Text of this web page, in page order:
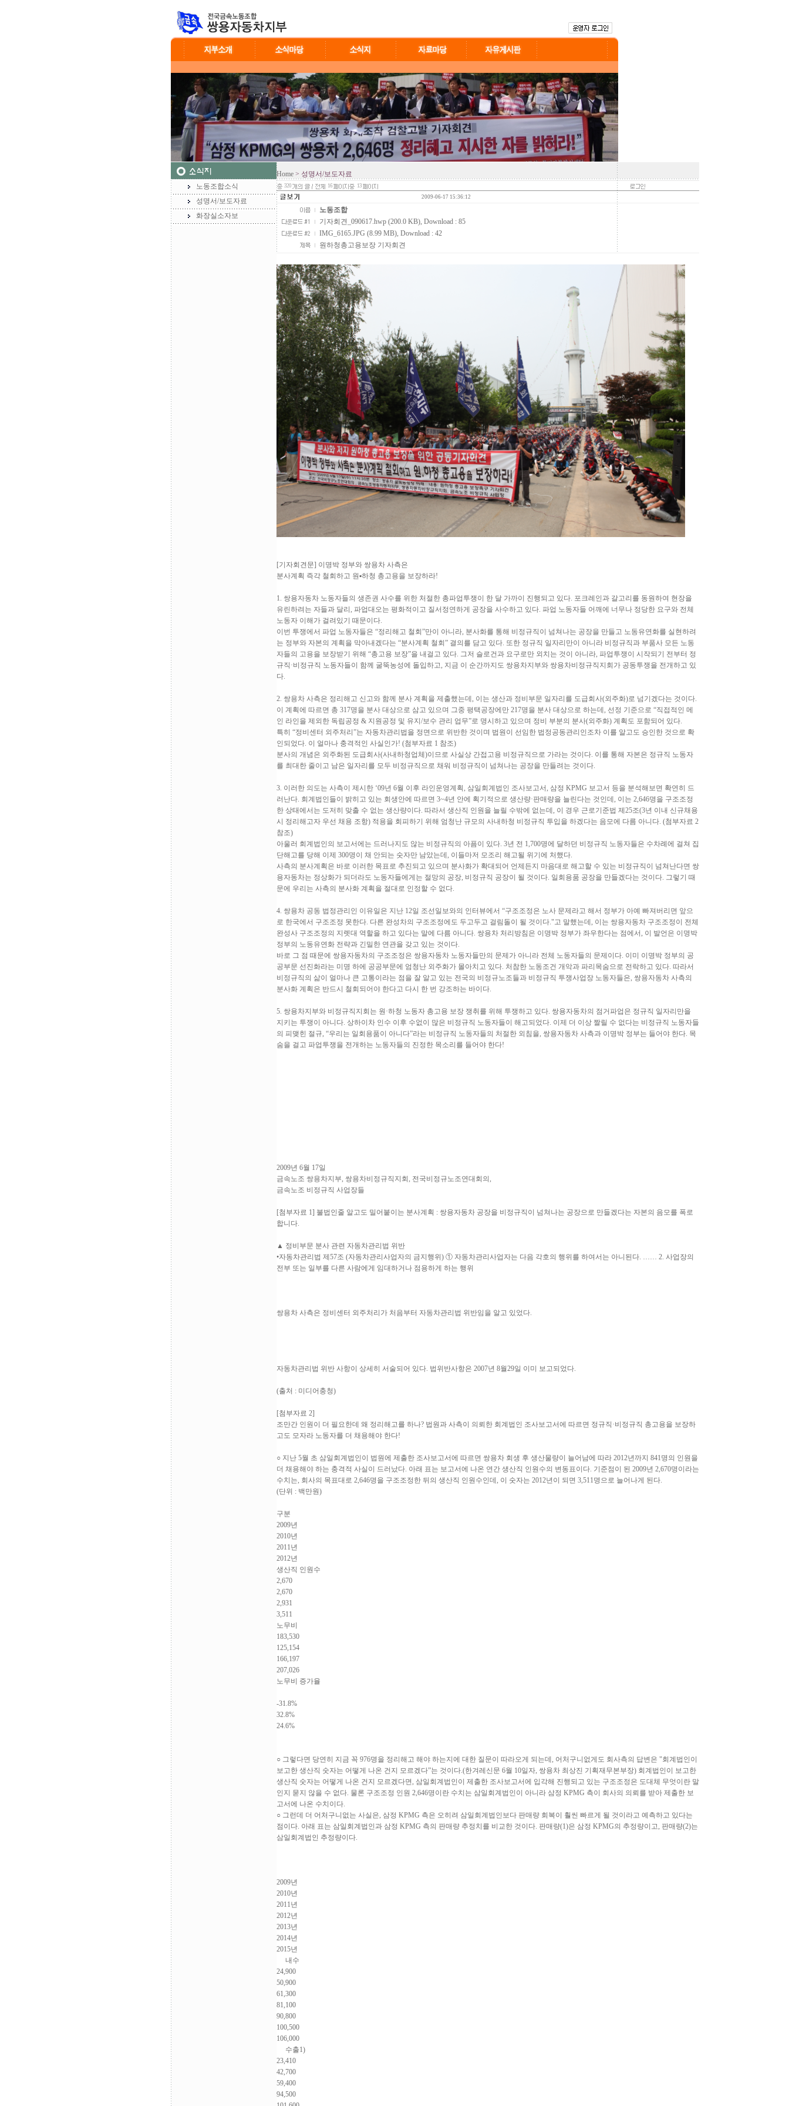
노동조합소식
성명서/보도자료
화장실소자보
Home > 성명서/보도자료
320 16
13
2009-06-17 15:36:12
노동조합
기자회견_090617.hwp (200.0 KB) , Download : 85
IMG_6165.JPG (8.99 MB) , Download : 42
원하청총고용보장 기자회견
[기자회견문] 이명박 정부와 쌍용차 사측은
분사계획 즉각 철회하고 원▪하청 총고용을 보장하라!
1. 쌍용자동차 노동자들의 생존권 사수를 위한 처절한 총파업투쟁이 한 달 가까이 진행되고 있다. 포크레인과 갈고리를 동원하여 현장을
유린하려는 자들과 달리, 파업대오는 평화적이고 질서정연하게 공장을 사수하고 있다. 파업 노동자들 어깨에 너무나 정당한 요구와 전체
노동자 이해가 걸려있기 때문이다.
이번 투쟁에서 파업 노동자들은 “정리해고 철회”만이 아니라, 분사화를 통해 비정규직이 넘쳐나는 공장을 만들고 노동유연화를 실현하려
는 정부와 자본의 계획을 막아내겠다는 “분사계획 철회” 결의를 담고 있다. 또한 정규직 일자리만이 아니라 비정규직과 부품사 모든 노동
자들의 고용을 보장받기 위해 “총고용 보장”을 내걸고 있다. 그저 슬로건과 요구로만 외치는 것이 아니라, 파업투쟁이 시작되기 전부터 정
규직·비정규직 노동자들이 함께 굴뚝농성에 돌입하고, 지금 이 순간까지도 쌍용차지부와 쌍용차비정규직지회가 공동투쟁을 전개하고 있
다.
2. 쌍용차 사측은 정리해고 신고와 함께 분사 계획을 제출했는데, 이는 생산과 정비부문 일자리를 도급회사(외주화)로 넘기겠다는 것이다.
이 계획에 따르면 총 317명을 분사 대상으로 삼고 있으며 그중 평택공장에만 217명을 분사 대상으로 하는데, 선정 기준으로 “직접적인 메
인 라인을 제외한 독립공정 & 지원공정 및 유지/보수 관리 업무”로 명시하고 있으며 정비 부분의 분사(외주화) 계획도 포함되어 있다.
특히 “정비센터 외주처리”는 자동차관리법을 정면으로 위반한 것이며 법원이 선임한 법정공동관리인조차 이를 알고도 승인한 것으로 확
인되었다. 이 얼마나 충격적인 사실인가! (첨부자료 1 참조)
분사의 개념은 외주화된 도급회사(사내하청업체)이므로 사실상 간접고용 비정규직으로 가라는 것이다. 이를 통해 자본은 정규직 노동자
를 최대한 줄이고 남은 일자리를 모두 비정규직으로 채워 비정규직이 넘쳐나는 공장을 만들려는 것이다.
3. 이러한 의도는 사측이 제시한 ‘09년 6월 이후 라인운영계획, 삼일회계법인 조사보고서, 삼정 KPMG 보고서 등을 분석해보면 확연히 드
러난다. 회계법인들이 밝히고 있는 회생안에 따르면 3~4년 안에 획기적으로 생산량·판매량을 늘린다는 것인데, 이는 2,646명을 구조조정
한 상태에서는 도저히 맞출 수 없는 생산량이다. 따라서 생산직 인원을 늘릴 수밖에 없는데, 이 경우 근로기준법 제25조(3년 이내 신규채용
시 정리해고자 우선 채용 조항) 적용을 회피하기 위해 엄청난 규모의 사내하청 비정규직 투입을 하겠다는 음모에 다름 아니다. (첨부자료 2
참조)
아울러 회계법인의 보고서에는 드러나지도 않는 비정규직의 아픔이 있다. 3년 전 1,700명에 달하던 비정규직 노동자들은 수차례에 걸쳐 집
단해고를 당해 이제 300명이 채 안되는 숫자만 남았는데, 이들마저 모조리 해고될 위기에 처했다.
사측의 분사계획은 바로 이러한 목표로 추진되고 있으며 분사화가 확대되어 언제든지 마음대로 해고할 수 있는 비정규직이 넘쳐난다면 쌍
용자동차는 정상화가 되더라도 노동자들에게는 절망의 공장, 비정규직 공장이 될 것이다. 일회용품 공장을 만들겠다는 것이다. 그렇기 때
문에 우리는 사측의 분사화 계획을 절대로 인정할 수 없다.
4. 쌍용차 공동 법정관리인 이유일은 지난 12일 조선일보와의 인터뷰에서 “구조조정은 노사 문제라고 해서 정부가 아예 빠져버리면 앞으
로 한국에서 구조조정 못한다. 다른 완성차의 구조조정에도 두고두고 걸림돌이 될 것이다."고 말했는데, 이는 쌍용자동차 구조조정이 전체
완성사 구조조정의 지렛대 역할을 하고 있다는 말에 다름 아니다. 쌍용차 처리방침은 이명박 정부가 좌우한다는 점에서, 이 발언은 이명박
정부의 노동유연화 전략과 긴밀한 연관을 갖고 있는 것이다.
바로 그 점 때문에 쌍용자동차의 구조조정은 쌍용자동차 노동자들만의 문제가 아니라 전체 노동자들의 문제이다. 이미 이명박 정부의 공
공부문 선진화라는 미명 하에 공공부문에 엄청난 외주화가 몰아치고 있다. 처참한 노동조건 개악과 파리목숨으로 전락하고 있다. 따라서
비정규직의 삶이 얼마나 큰 고통이라는 점을 잘 알고 있는 전국의 비정규노조들과 비정규직 투쟁사업장 노동자들은, 쌍용자동차 사측의
분사화 계획은 반드시 철회되어야 한다고 다시 한 번 강조하는 바이다.
5. 쌍용차지부와 비정규직지회는 원·하청 노동자 총고용 보장 쟁취를 위해 투쟁하고 있다. 쌍용자동차의 점거파업은 정규직 일자리만을
지키는 투쟁이 아니다. 상하이차 인수 이후 수없이 많은 비정규직 노동자들이 해고되었다. 이제 더 이상 짤릴 수 없다는 비정규직 노동자들
의 피맺힌 절규, “우리는 일회용품이 아니다”라는 비정규직 노동자들의 처절한 외침을, 쌍용자동차 사측과 이명박 정부는 들어야 한다. 목
숨을 걸고 파업투쟁을 전개하는 노동자들의 진정한 목소리를 들어야 한다!
2009년 6월 17일
금속노조 쌍용차지부, 쌍용차비정규직지회, 전국비정규노조연대회의,
금속노조 비정규직 사업장들
[첨부자료 1] 불법인줄 알고도 밀어붙이는 분사계획 : 쌍용자동차 공장을 비정규직이 넘쳐나는 공장으로 만들겠다는 자본의 음모를 폭로
합니다.
▲ 정비부문 분사 관련 자동차관리법 위반
•자동차관리법 제57조 (자동차관리사업자의 금지행위) ① 자동차관리사업자는 다음 각호의 행위를 하여서는 아니된다. …… 2. 사업장의
전부 또는 일부를 다른 사람에게 임대하거나 점용하게 하는 행위
쌍용차 사측은 정비센터 외주처리가 처음부터 자동차관리법 위반임을 알고 있었다.
자동차관리법 위반 사항이 상세히 서술되어 있다. 법위반사항은 2007년 8월29일 이미 보고되었다.
(출처 : 미디어충청)
[첨부자료 2]
조만간 인원이 더 필요한데 왜 정리해고를 하나? 법원과 사측이 의뢰한 회계법인 조사보고서에 따르면 정규직·비정규직 총고용을 보장하
고도 모자라 노동자를 더 채용해야 한다!
○ 지난 5월 초 삼일회계법인이 법원에 제출한 조사보고서에 따르면 쌍용차 회생 후 생산물량이 늘어남에 따라 2012년까지 841명의 인원을
더 채용해야 하는 충격적 사실이 드러났다. 아래 표는 보고서에 나온 연간 생산직 인원수의 변동표이다. 기준점이 된 2009년 2,670명이라는
수치는, 회사의 목표대로 2,646명을 구조조정한 뒤의 생산직 인원수인데, 이 숫자는 2012년이 되면 3,511명으로 늘어나게 된다.
(단위 : 백만원)
구분
2009년
2010년
2011년
2012년
생산직 인원수
2,670
2,670
2,931
3,511
노무비
183,530
125,154
166,197
207,026
노무비 증가율
-31.8%
32.8%
24.6%
○ 그렇다면 당연히 지금 꼭 976명을 정리해고 해야 하는지에 대한 질문이 따라오게 되는데, 어처구니없게도 회사측의 답변은 "회계법인이
보고한 생산직 숫자는 어떻게 나온 건지 모르겠다”는 것이다.(한겨레신문 6월 10일자, 쌍용차 최상진 기획재무본부장) 회계법인이 보고한
생산직 숫자는 어떻게 나온 건지 모르겠다면, 삼일회계법인이 제출한 조사보고서에 입각해 진행되고 있는 구조조정은 도대체 무엇이란 말
인지 묻지 않을 수 없다. 물론 구조조정 인원 2,646명이란 수치는 삼일회계법인이 아니라 삼정 KPMG 측이 회사의 의뢰를 받아 제출한 보
고서에 나온 수치이다.
○ 그런데 더 어처구니없는 사실은, 삼정 KPMG 측은 오히려 삼일회계법인보다 판매량 회복이 훨씬 빠르게 될 것이라고 예측하고 있다는
점이다. 아래 표는 삼일회계법인과 삼정 KPMG 측의 판매량 추정치를 비교한 것이다. 판매량(1)은 삼정 KPMG의 추정량이고, 판매량(2)는
삼일회계법인 추정량이다.
2009년
2010년
2011년
2012년
2013년
2014년
2015년
내수
24,900
50,900
61,300
81,100
90,800
100,500
106,000
수출1)
23,410
42,700
59,400
94,500